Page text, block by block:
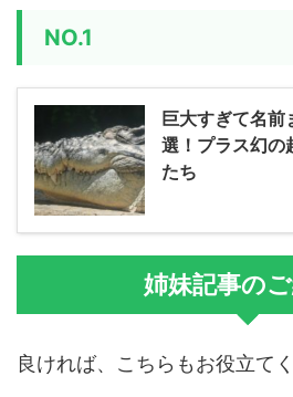
NO.1
巨大すぎて名前
選！プラス幻の
たち
姉妹記事の
良ければ、こちらもお役立てく